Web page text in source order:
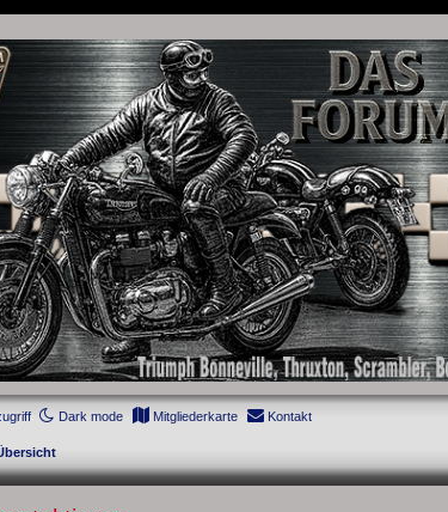
forum.de
Alles rund um die Triumph Modern Classic Modelle. Das Forum
America und Speedmaster.
Dark mode Mitgliederkarte Kontakt